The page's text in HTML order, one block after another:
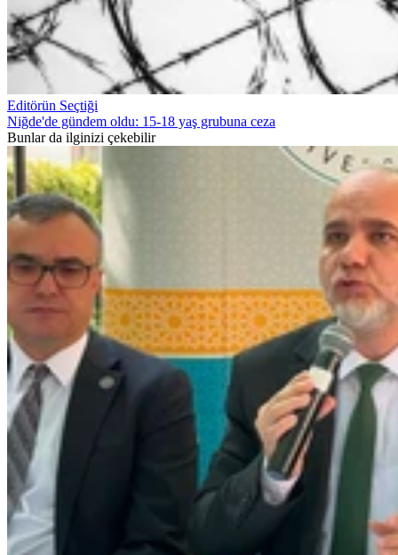
Editörün Seçtiği
Niğde'de gündem oldu: 15-18 yaş grubuna ceza
Bunlar da ilginizi çekebilir